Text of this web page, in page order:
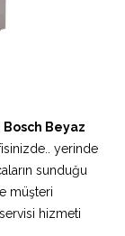
Bosch Beyaz
yerinde
sunduğu
müşteri
hizmeti